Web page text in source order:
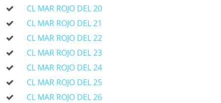
CL MAR ROJO DEL 20
CL MAR ROJO DEL 21
CL MAR ROJO DEL 22
CL MAR ROJO DEL 23
CL MAR ROJO DEL 24
CL MAR ROJO DEL 25
CL MAR ROJO DEL 26